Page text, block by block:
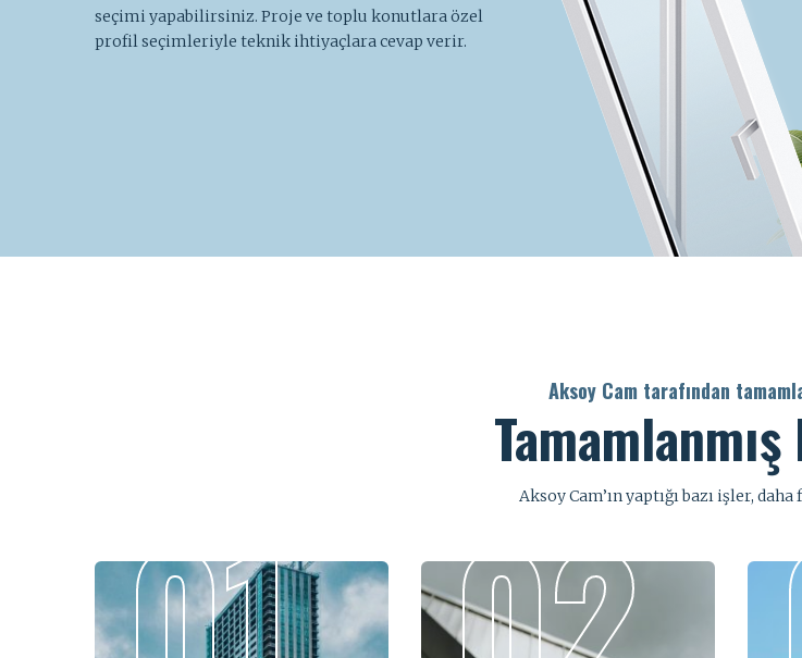
seçimi yapabilirsiniz. Proje ve toplu konutlara özel
profil seçimleriyle teknik ihtiyaçlara cevap verir.
Aksoy Cam tarafından
Aksoy Cam’ın yaptığı bazı işler,